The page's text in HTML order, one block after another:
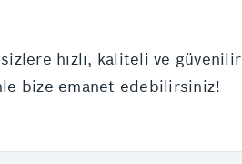
hızlı, kaliteli ve güvenilir
bize emanet edebilirsiniz!